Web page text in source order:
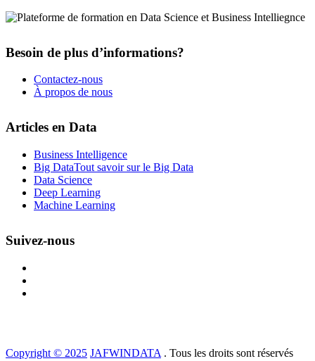
Besoin de plus d’informations?
Contactez-nous
À propos de nous
Articles en Data
Business Intelligence
Big DataTout savoir sur le Big Data
Data Science
Deep Learning
Machine Learning
Suivez-nous
Copyright © 2025 JAFWINDATA . Tous les droits sont réservés